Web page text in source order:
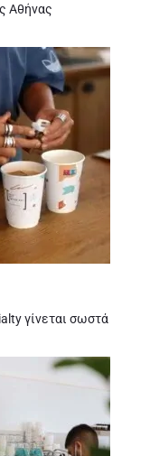
Αθήνας
γίνεται σωστά